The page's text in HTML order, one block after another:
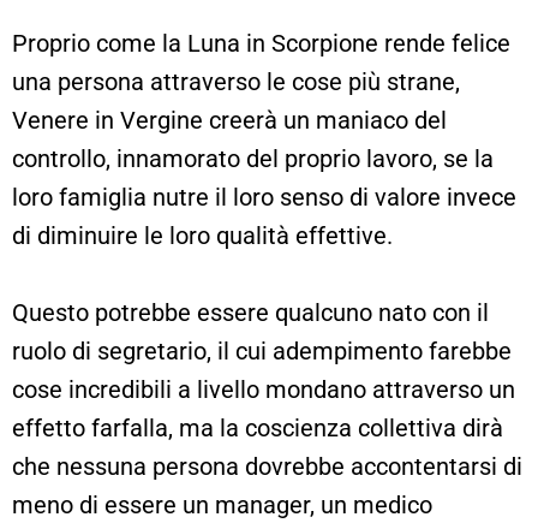
Proprio come la Luna in Scorpione rende felice
una persona attraverso le cose più strane,
Venere in Vergine creerà un maniaco del
controllo, innamorato del proprio lavoro, se la
loro famiglia nutre il loro senso di valore invece
di diminuire le loro qualità effettive.
Questo potrebbe essere qualcuno nato con il
ruolo di segretario, il cui adempimento farebbe
cose incredibili a livello mondano attraverso un
effetto farfalla, ma la coscienza collettiva dirà
che nessuna persona dovrebbe accontentarsi di
meno di essere un manager, un medico